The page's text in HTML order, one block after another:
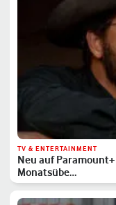
TV & ENTERTAINMENT
Neu auf
Monatsübe…